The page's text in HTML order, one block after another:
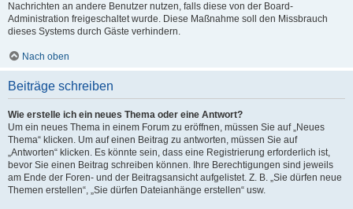
Nachrichten an andere Benutzer nutzen, falls diese von der Board-
Administration freigeschaltet wurde. Diese Maßnahme soll den Missbrauch
dieses Systems durch Gäste verhindern.
Nach oben
Beiträge schreiben
Wie erstelle ich ein neues Thema oder eine Antwort?
Um ein neues Thema in einem Forum zu eröffnen, müssen Sie auf „Neues
Thema“ klicken. Um auf einen Beitrag zu antworten, müssen Sie auf
„Antworten“ klicken. Es könnte sein, dass eine Registrierung erforderlich ist,
bevor Sie einen Beitrag schreiben können. Ihre Berechtigungen sind jeweils
am Ende der Foren- und der Beitragsansicht aufgelistet. Z. B. „Sie dürfen neue
Themen erstellen“, „Sie dürfen Dateianhänge erstellen“ usw.